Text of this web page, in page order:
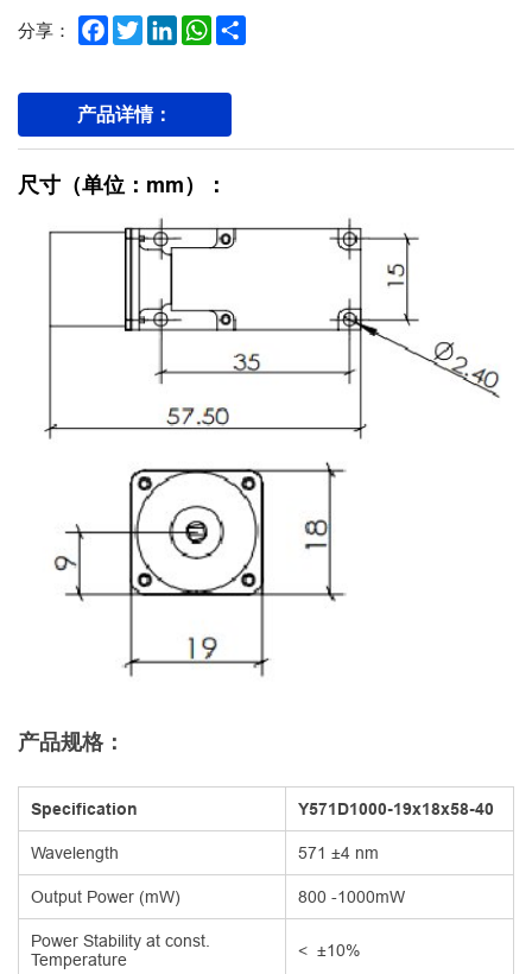
分享： Facebook
TwitterLinkedInWhatsApp
产品详情：
尺寸（单位：mm）：
产品规格：
Specification
Y571D1000-19x18x58-40
Wavelength
571 ±4 nm
Output Power (mW)
800 -1000mW
Power Stability at const.
Temperature
< ±10%